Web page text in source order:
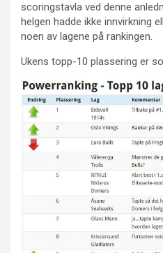
scoringstavla ved denne
helgen hadde ikke innvirkning
noen av lagene på rankingen.
Ukens topp-10 plassering er